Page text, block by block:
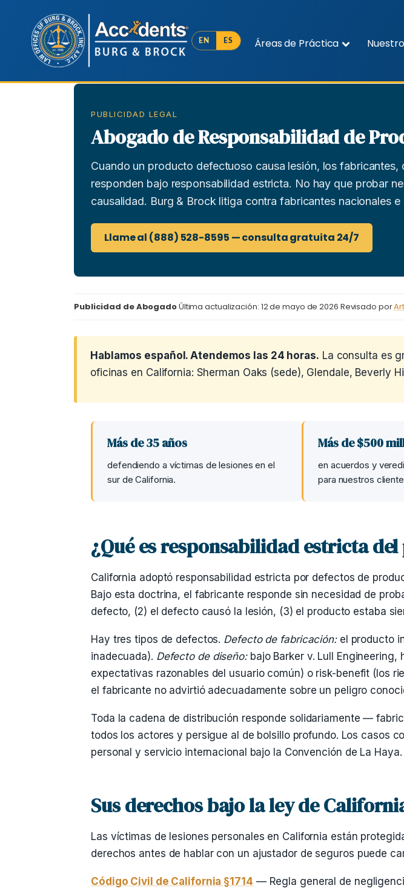
Áreas de Práctica
EN ES
PUBLICIDAD LEGAL
Abogado de Responsabilidad de
Cuando un producto defectuoso causa lesión, los
responden bajo responsabilidad estricta. No hay que probar
causalidad. Burg & Brock litiga contra fabricantes nacionales e
Llame al (888) 528-8595 — consulta gratuita 24/7
Publicidad de AbogadoÚltima actualización: 12 de mayo de 2026 Revisado por
Hablamos español. Atendemos las 24 horas. La consulta es
oficinas en California: Sherman Oaks (sede), Glendale, Beverly
Más de 35 años
defendiendo a víctimas de lesiones en el
sur de California.
Más de $500
en acuerdos y
para nuestros
¿Qué es responsabilidad estricta
California adoptó responsabilidad estricta por defectos de
Bajo esta doctrina, el fabricante responde sin necesidad de
defecto, (2) el defecto causó la lesión, (3) el producto estaba
Hay tres tipos de defectos. Defecto de fabricación:el producto
inadecuada). Defecto de diseño:bajo Barker v. Lull
expectativas razonables del usuario común) o risk-benefit (los
el fabricante no advirtió adecuadamente sobre un peligro
Toda la cadena de distribución responde solidariamente —
todos los actores y persigue al de bolsillo profundo. Los casos
personal y servicio internacional bajo la Convención de La Haya.
Sus derechos bajo la ley de
Las víctimas de lesiones personales en California están
derechos antes de hablar con un ajustador de seguros puede
Código Civil de California §1714 — Regla general de